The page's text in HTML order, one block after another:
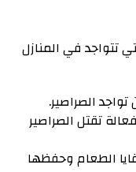
تتواجد في المنازل
الصراصير.
تقتل الصراصير
الطعام وحفظها